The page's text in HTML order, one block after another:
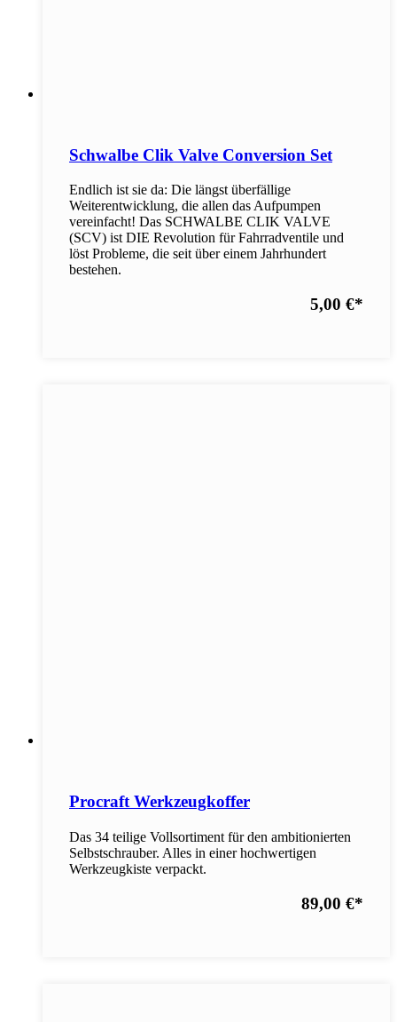
Schwalbe Clik Valve Conversion Set
Endlich ist sie da: Die längst überfällige
Weiterentwicklung, die allen das Aufpumpen
vereinfacht! Das SCHWALBE CLIK VALVE
(SCV) ist DIE Revolution für Fahrradventile und
löst Probleme, die seit über einem Jahrhundert
bestehen.
5,00 €*
Procraft Werkzeugkoffer
Das 34 teilige Vollsortiment für den ambitionierten
Selbstschrauber. Alles in einer hochwertigen
Werkzeugkiste verpackt.
89,00 €*